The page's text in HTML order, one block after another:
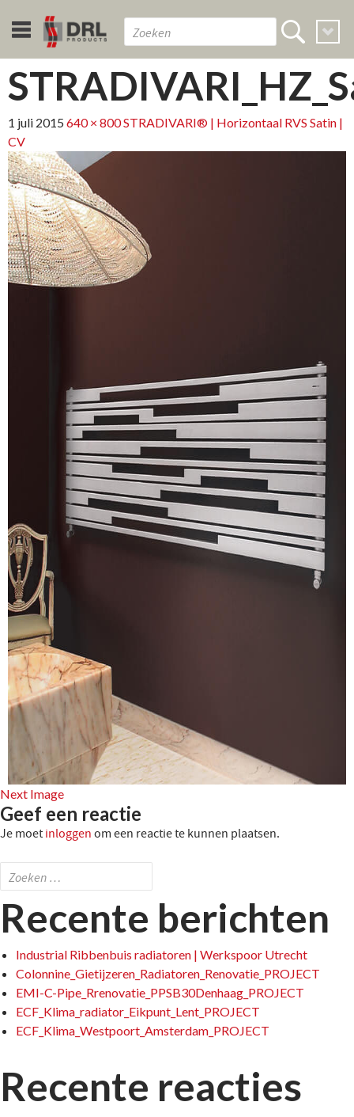
1 juli 2015 640 × 800STRADIVARI® | Horizontaal RVS Satin |
CV
Next Image
Geef een reactie
Je moet inloggen om een reactie te kunnen plaatsen.
Zoeken
naar:
Recente berichten
Industrial Ribbenbuis radiatoren | Werkspoor Utrecht
Colonnine_Gietijzeren_Radiatoren_Renovatie_PROJECT
EMI-C-Pipe_Rrenovatie_PPSB30Denhaag_PROJECT
ECF_Klima_radiator_Eikpunt_Lent_PROJECT
ECF_Klima_Westpoort_Amsterdam_PROJECT
Recente reacties